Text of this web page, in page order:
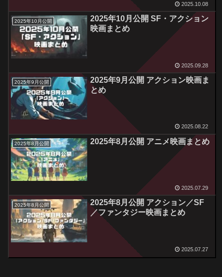
2025.10.08
2025年10月公開
2025年10月公開 SF・アクション
映画まとめ
2025.09.28
2025年9月公開
2025年9月公開 アクション映画ま
とめ
2025.08.22
2025年8月公開 2025年8月公開 アニメ映画まとめ
2025.07.29
2025年8月公開
2025年8月公開 アクション／SF
／ファンタジー映画まとめ
2025.07.27